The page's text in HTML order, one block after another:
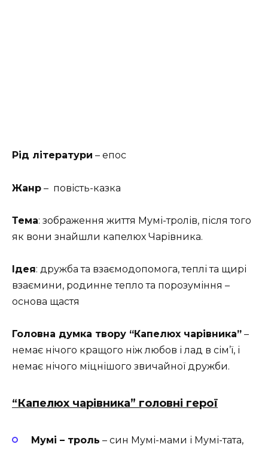
Рід літератури – епос
Жанр – повість-казка
Тема: зображення життя Мумі-тролів, після того
як вони знайшли капелюх Чарівника.
Ідея: дружба та взаємодопомога, теплі та щирі
взаємини, родинне тепло та порозуміння –
основа щастя
Головна думка твору “Капелюх чарівника” –
немає нічого кращого ніж любов і лад в сім’ї, і
немає нічого міцнішого звичайної дружби.
“Капелюх чарівника” головні герої
Мумі – троль – син Мумі-мами і Мумі-тата,